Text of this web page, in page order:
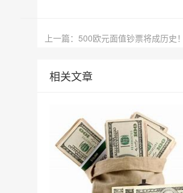
上一篇：500欧元面值钞票将成历史！
相关文章